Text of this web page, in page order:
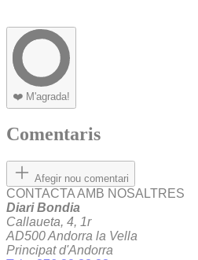
❤️ M'agrada!
Comentaris
Afegir nou comentari
CONTACTA AMB NOSALTRES
Diari Bondia
Callaueta, 4, 1r
AD500 Andorra la Vella
Principat d'Andorra